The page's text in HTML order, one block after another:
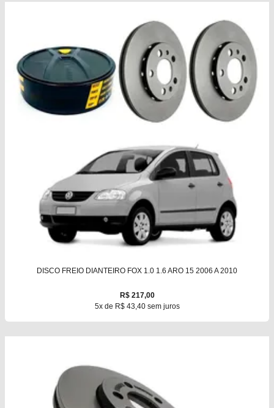
DISCO FREIO DIANTEIRO FOX 1.0 1.6 ARO 15 2006 A 2010
R$ 217,00
5x de R$ 43,40 sem juros